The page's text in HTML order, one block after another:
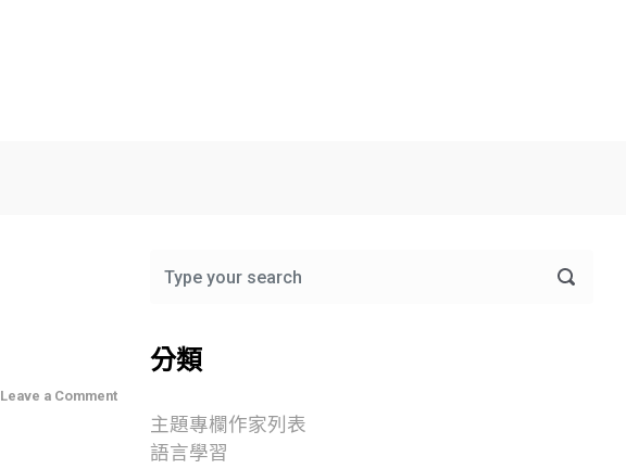
Leave a Comment
分類
主題專欄作家列表
語言學習